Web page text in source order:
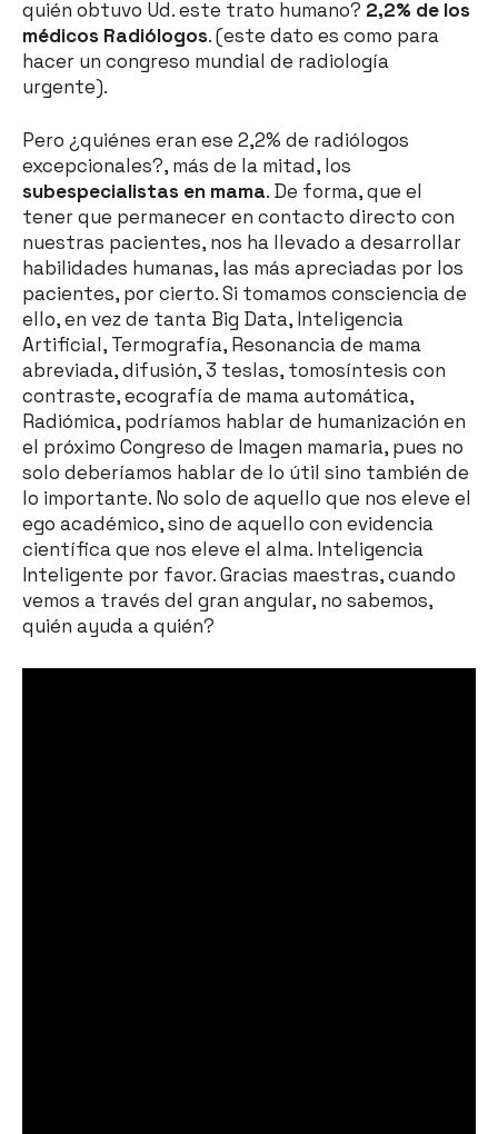
quién obtuvo Ud. este trato humano? 2,2% de los
médicos Radiólogos. (este dato es como para
hacer un congreso mundial de radiología
urgente).
Pero ¿quiénes eran ese 2,2% de radiólogos
excepcionales?, más de la mitad, los
subespecialistas en mama. De forma, que el
tener que permanecer en contacto directo con
nuestras pacientes, nos ha llevado a desarrollar
habilidades humanas, las más apreciadas por los
pacientes, por cierto. Si tomamos consciencia de
ello, en vez de tanta Big Data, Inteligencia
Artificial, Termografía, Resonancia de mama
abreviada, difusión, 3 teslas, tomosíntesis con
contraste, ecografía de mama automática,
Radiómica, podríamos hablar de humanización en
el próximo Congreso de Imagen mamaria, pues no
solo deberíamos hablar de lo útil sino también de
lo importante. No solo de aquello que nos eleve el
ego académico, sino de aquello con evidencia
científica que nos eleve el alma. Inteligencia
Inteligente por favor. Gracias maestras, cuando
vemos a través del gran angular, no sabemos,
quién ayuda a quién?